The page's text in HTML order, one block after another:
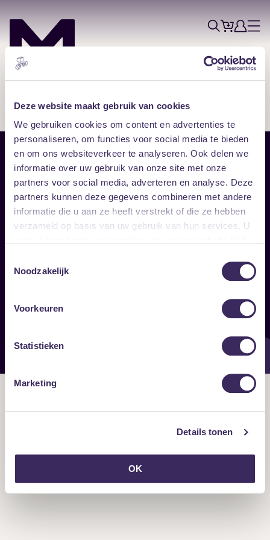
Deze website maakt gebruik van cookies
We gebruiken cookies om content en advertenties te
personaliseren, om functies voor social media te bieden
en om ons websiteverkeer te analyseren. Ook delen we
informatie over uw gebruik van onze site met onze
partners voor social media, adverteren en analyse. Deze
partners kunnen deze gegevens combineren met andere
informatie die u aan ze heeft verstrekt of die ze hebben
verzameld op basis van uw gebruik van hun services. U
Noodzakelijk
Voorkeuren
Statistieken
Marketing
Details tonen
OK
ZoekTicketsAccount
Menu
Sitemap
Home
Vrijwilligers
Verhuur
Disclaimer
Toegankelijkheid
Privacy & cookies
Follow
Onze nieuwsbrief ontvangen?